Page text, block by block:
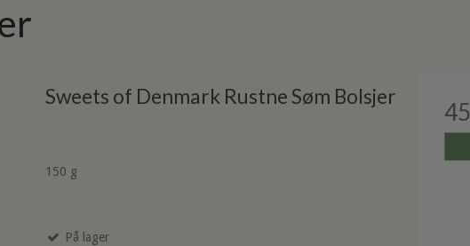
Sweets of Denmark Rustne Søm Bolsjer
150 g
På lager